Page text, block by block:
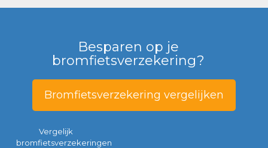
Besparen op je
bromfietsverzekering?
Bromfietsverzekering vergelijken
Vergelijk
bromfietsverzekeringen